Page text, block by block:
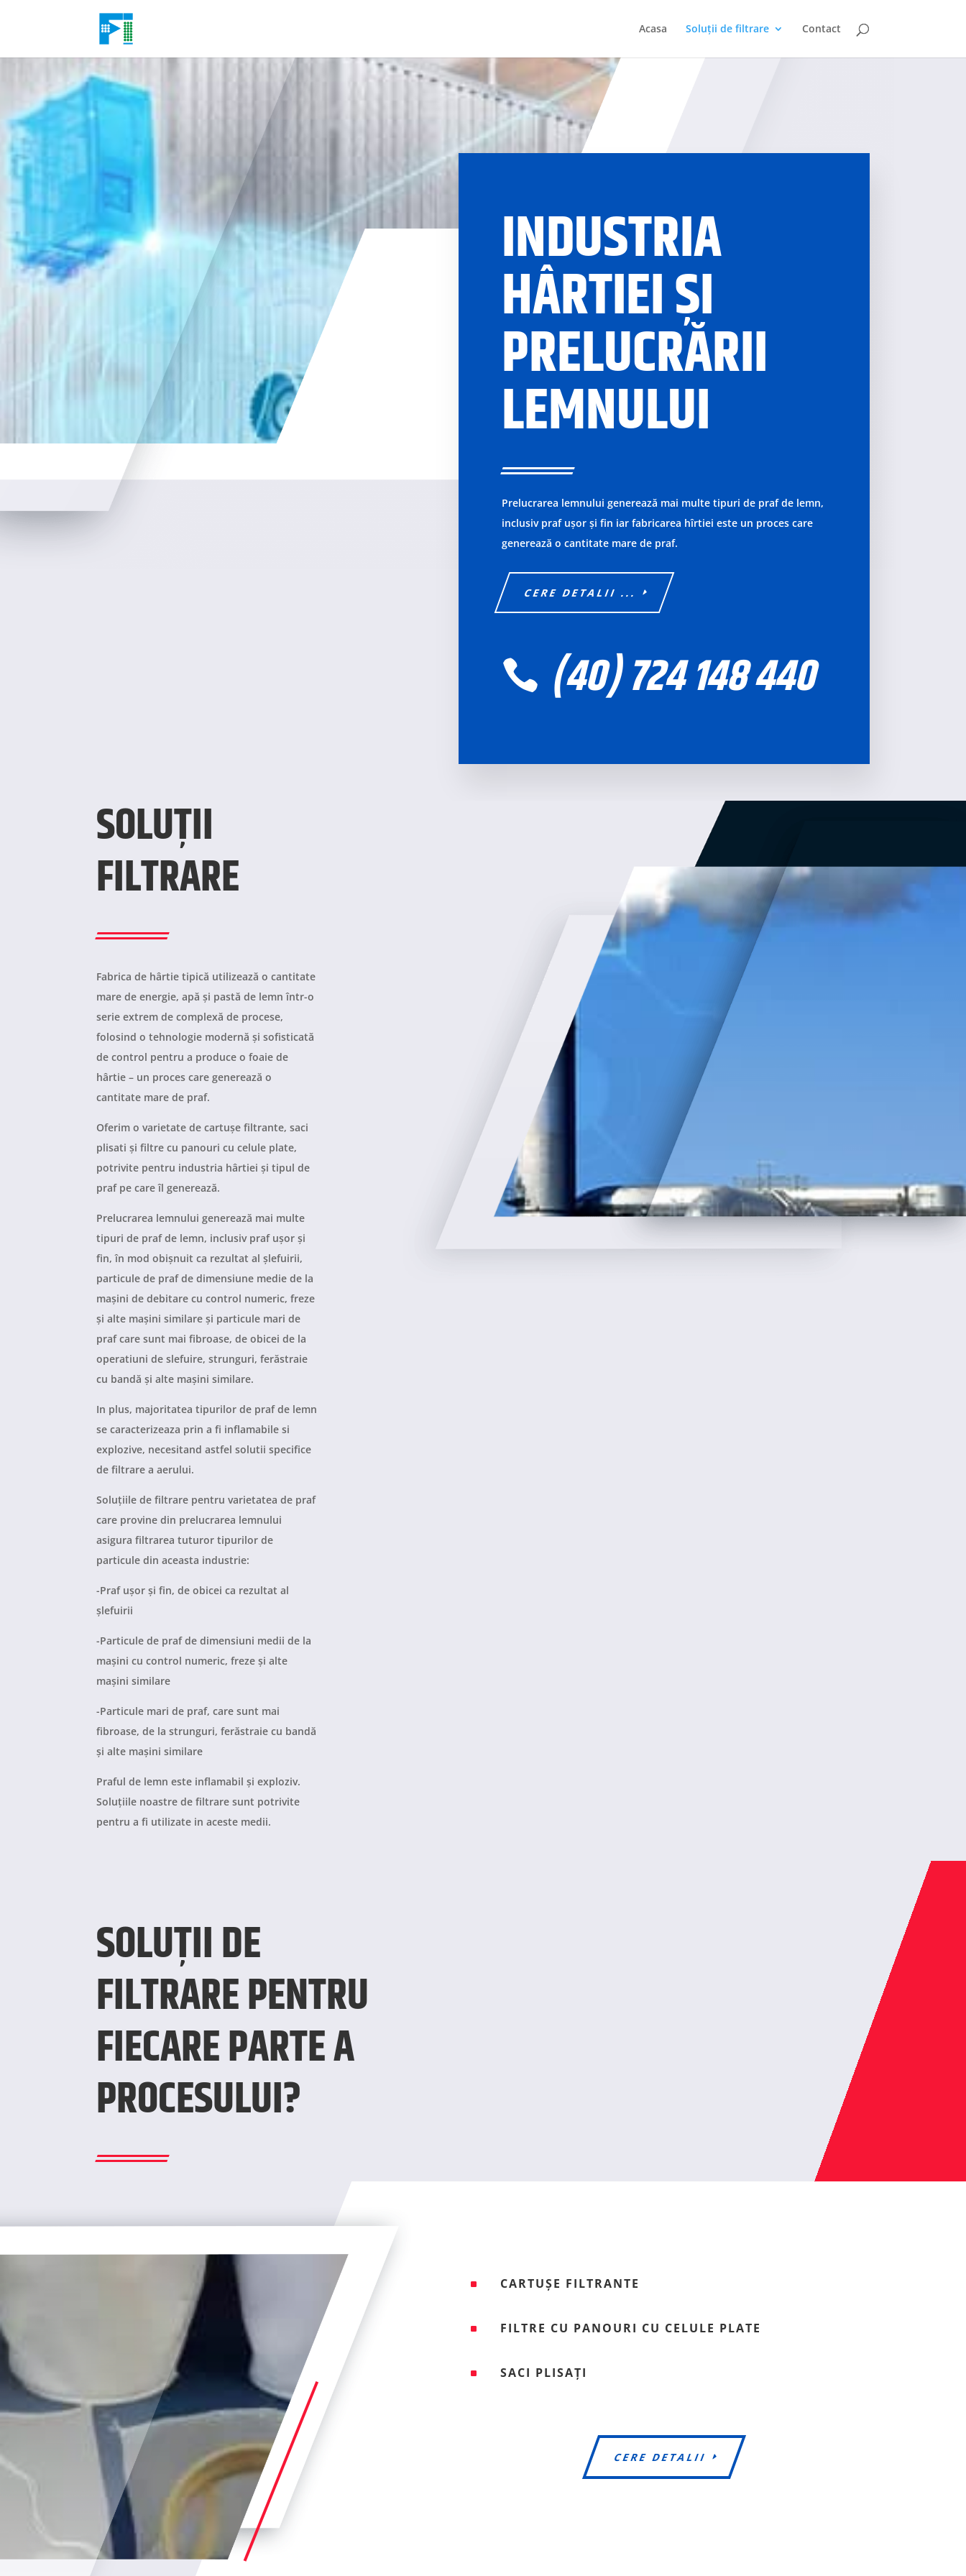
Acasa Soluții de filtrare Contact
INDUSTRIA
HÂRTIEI ȘI
PRELUCRĂRII
LEMNULUI
Prelucrarea lemnului generează mai multe tipuri de praf de lemn,
inclusiv praf ușor și fin iar fabricarea hîrtiei este un proces care
generează o cantitate mare de praf.
CERE DETALII ...
 (40) 724 148 440
SOLUȚII
FILTRARE
Fabrica de hârtie tipică utilizează o cantitate
mare de energie, apă și pastă de lemn într-o
serie extrem de complexă de procese,
folosind o tehnologie modernă și sofisticată
de control pentru a produce o foaie de
hârtie – un proces care generează o
cantitate mare de praf.
Oferim o varietate de cartușe filtrante, saci
plisati și filtre cu panouri cu celule plate,
potrivite pentru industria hârtiei și tipul de
praf pe care îl generează.
Prelucrarea lemnului generează mai multe
tipuri de praf de lemn, inclusiv praf ușor și
fin, în mod obișnuit ca rezultat al șlefuirii,
particule de praf de dimensiune medie de la
mașini de debitare cu control numeric, freze
și alte mașini similare și particule mari de
praf care sunt mai fibroase, de obicei de la
operatiuni de slefuire, strunguri, ferăstraie
cu bandă și alte mașini similare.
In plus, majoritatea tipurilor de praf de lemn
se caracterizeaza prin a fi inflamabile si
explozive, necesitand astfel solutii specifice
de filtrare a aerului.
Soluțiile de filtrare pentru varietatea de praf
care provine din prelucrarea lemnului
asigura filtrarea tuturor tipurilor de
particule din aceasta industrie:
-Praf ușor și fin, de obicei ca rezultat al
șlefuirii
-Particule de praf de dimensiuni medii de la
mașini cu control numeric, freze și alte
mașini similare
-Particule mari de praf, care sunt mai
fibroase, de la strunguri, ferăstraie cu bandă
și alte mașini similare
Praful de lemn este inflamabil și exploziv.
Soluțiile noastre de filtrare sunt potrivite
pentru a fi utilizate in aceste medii.
SOLUȚII DE
FILTRARE PENTRU
FIECARE PARTE A
PROCESULUI?
^ CARTUȘE FILTRANTE
^ FILTRE CU PANOURI CU CELULE PLATE
^ SACI PLISAȚI
CERE DETALII